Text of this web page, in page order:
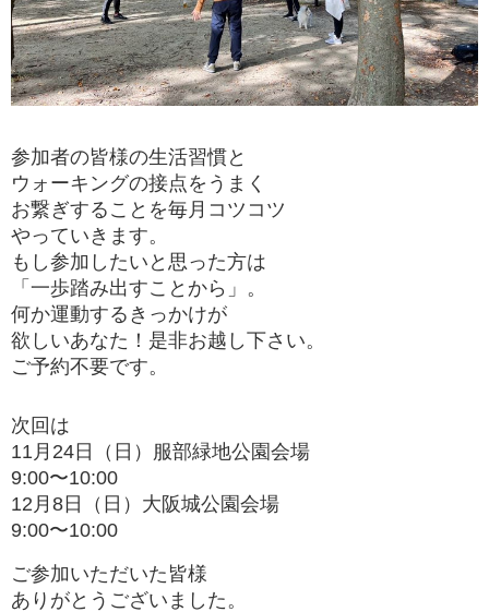
参加者の皆様の生活習慣と
ウォーキングの接点をうまく
お繋ぎすることを毎月コツコツ
やっていきます。
もし参加したいと思った方は
「一歩踏み出すことから」。
何か運動するきっかけが
欲しいあなた！是非お越し下さい。
ご予約不要です。
次回は
11月24日（日）服部緑地公園会場
9:00〜10:00
12月8日（日）大阪城公園会場
9:00〜10:00
ご参加いただいた皆様
ありがとうございました。